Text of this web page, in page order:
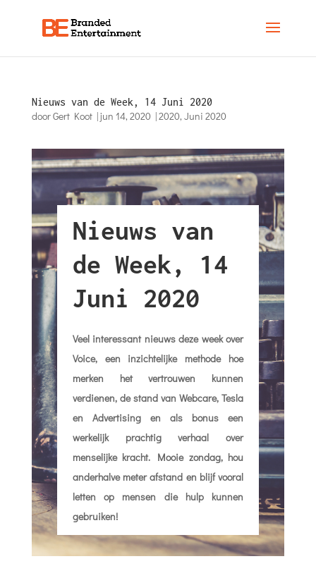
Nieuws van de Week, 14 Juni 2020
doorGert Koot|jun 14, 2020 |2020,Juni 2020
Nieuws van
de Week, 14
Juni 2020
Veel interessant nieuws deze week over
Voice, een inzichtelijke methode hoe
merken het vertrouwen kunnen
verdienen, de stand van Webcare, Tesla
en Advertising en als bonus een
werkelijk prachtig verhaal over
menselijke kracht. Mooie zondag, hou
anderhalve meter afstand en blijf vooral
letten op mensen die hulp kunnen
gebruiken!